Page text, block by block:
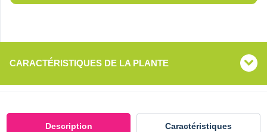
CARACTÉRISTIQUES DE LA PLANTE
Description Caractéristiques